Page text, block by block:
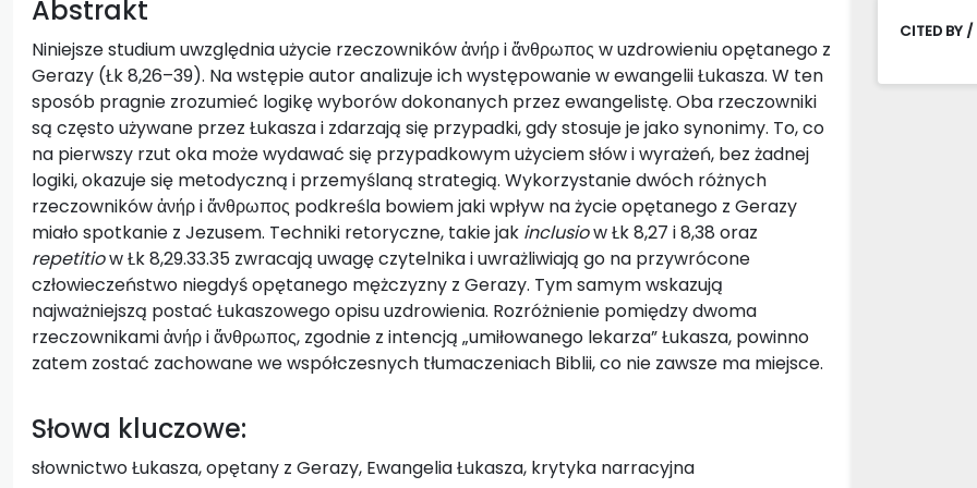
Abstrakt
Niniejsze studium uwzględnia użycie rzeczowników ἀνήρ i ἄνθρωπος w uzdrowieniu opętanego z
Gerazy (Łk 8,26–39). Na wstępie autor analizuje ich występowanie w ewangelii Łukasza. W ten
sposób pragnie zrozumieć logikę wyborów dokonanych przez ewangelistę. Oba rzeczowniki
są często używane przez Łukasza i zdarzają się przypadki, gdy stosuje je jako synonimy. To, co
na pierwszy rzut oka może wydawać się przypadkowym użyciem słów i wyrażeń, bez żadnej
logiki, okazuje się metodyczną i przemyślaną strategią. Wykorzystanie dwóch różnych
rzeczowników ἀνήρ i ἄνθρωπος podkreśla bowiem jaki wpływ na życie opętanego z Gerazy
miało spotkanie z Jezusem. Techniki retoryczne, takie jak inclusiow Łk 8,27 i 8,38 oraz
repetitiow Łk 8,29.33.35 zwracają uwagę czytelnika i uwrażliwiają go na przywrócone
człowieczeństwo niegdyś opętanego mężczyzny z Gerazy. Tym samym wskazują
najważniejszą postać Łukaszowego opisu uzdrowienia. Rozróżnienie pomiędzy dwoma
rzeczownikami ἀνήρ i ἄνθρωπος, zgodnie z intencją „umiłowanego lekarza” Łukasza, powinno
zatem zostać zachowane we współczesnych tłumaczeniach Biblii, co nie zawsze ma miejsce.
Słowa kluczowe:
słownictwo Łukasza, opętany z Gerazy, Ewangelia Łukasza, krytyka narracyjna
CITED BY /